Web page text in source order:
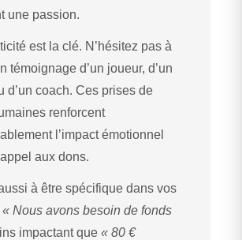
une passion.
est la clé. N’hésitez pas à
témoignage d’un joueur, d’un
d’un coach. Ces prises de
renforcent
l’impact émotionnel
aux dons.
à être spécifique dans vos
« Nous avons besoin de fonds
impactant que « 80 €